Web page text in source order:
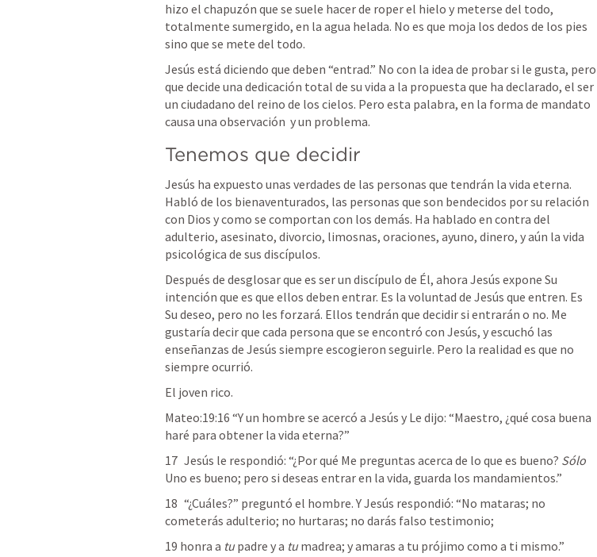
hizo el chapuzón que se suele hacer de roper el hielo y meterse del todo,
totalmente sumergido, en la agua helada. No es que moja los dedos de los pies
sino que se mete del todo.
Jesús está diciendo que deben “entrad.” No con la idea de probar si le gusta, pero
que decide una dedicación total de su vida a la propuesta que ha declarado, el ser
un ciudadano del reino de los cielos. Pero esta palabra, en la forma de mandato
causa una observación  y un problema.
Tenemos que decidir
Jesús ha expuesto unas verdades de las personas que tendrán la vida eterna.
Habló de los bienaventurados, las personas que son bendecidos por su relación
con Dios y como se comportan con los demás. Ha hablado en contra del
adulterio, asesinato, divorcio, limosnas, oraciones, ayuno, dinero, y aún la vida
psicológica de sus discípulos.
Después de desglosar que es ser un discípulo de Él, ahora Jesús expone Su
intención que es que ellos deben entrar. Es la voluntad de Jesús que entren. Es
Su deseo, pero no les forzará. Ellos tendrán que decidir si entrarán o no. Me
gustaría decir que cada persona que se encontró con Jesús, y escuchó las
enseñanzas de Jesús siempre escogieron seguirle. Pero la realidad es que no
siempre ocurrió.
El joven rico.
Mateo:19:16 “Y un hombre se acercó a Jesús y Le dijo: “Maestro, ¿qué cosa buena
haré para obtener la vida eterna?”
17	Jesús le respondió: “¿Por qué Me preguntas acerca de lo que es bueno? Sólo
Uno es bueno; pero si deseas entrar en la vida, guarda los mandamientos.”
18	“¿Cuáles?” preguntó el hombre. Y Jesús respondió: “No mataras; no
cometerás adulterio; no hurtaras; no darás falso testimonio;
19 honra a tu padre y a tu madrea; y amaras a tu prójimo como a ti mismo.”